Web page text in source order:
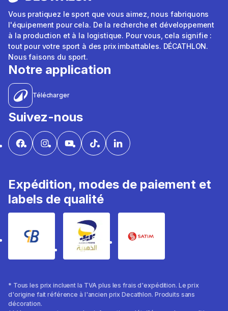
Vous pratiquez le sport que vous aimez, nous fabriquons
l'équipement pour cela. De la recherche et développement
à la production et à la logistique. Pour vous, cela signifie :
tout pour votre sport à des prix imbattables. DÉCATHLON.
Nous faisons du sport.
Notre application
Télécharger
Suivez-nous
Expédition, modes de paiement et
labels de qualité
* Tous les prix incluent la TVA plus les frais d'expédition. Le prix
d'origine fait référence à l'ancien prix Decathlon. Produits sans
décoration.